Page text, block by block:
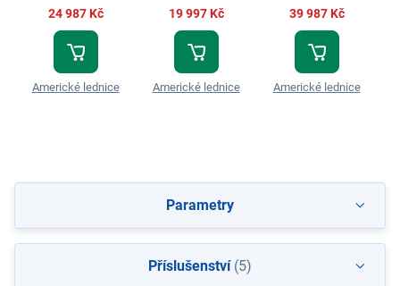
24 987 Kč
Americké lednice
19 997 Kč
Americké lednice
39 987 Kč
Americké lednice
Parametry
Příslušenství(5)